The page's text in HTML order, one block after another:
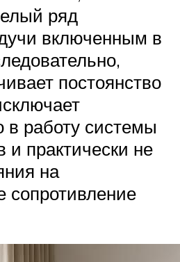
ряд
включенным в
постоянство
в работу системы
и практически не
на
сопротивление